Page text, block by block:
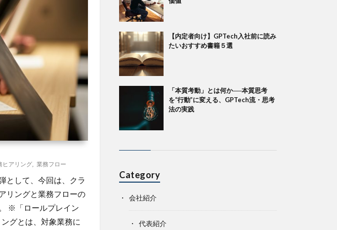
ヒアリング 業務フロー
として、今回は、クラ
リングと業務フローの
※「ロールプレイン
グとは、対象業務に
【内定者向け】GPTech入社前に読み
たいおすすめ書籍５選
「本質考動」とは何か──本質思考
を“行動”に変える、GPTech流・思考
法の実践
Category
会社紹介
代表紹介